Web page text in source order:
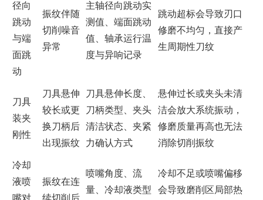
径向
跳动
与端
面跳
动
振纹伴随
切削噪音
异常
主轴径向跳动实
测值、端面跳动
值、轴承运行温
度与异响记录
跳动超标会导致刃口
修磨不均匀，直接产
生周期性刀纹
刀具
装夹
刚性
刀具悬伸
较长或更
换刀柄后
出现振纹
刀具悬伸长度、
刀柄类型、夹头
清洁状态、夹紧
力确认方式
悬伸过长或夹头未清
洁会放大系统振动，
修磨质量再高也无法
消除切削振纹
冷却
液喷
振纹在连
喷嘴角度、流
量、冷却液类型
冷却不足或喷嘴偏移
会导致磨削区局部热